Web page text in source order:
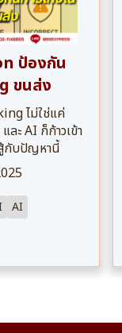
ป้องกัน
ขนส่ง
ไม่ใช่แค่
ละ AI ก็ก้าวเข้า
กับปัญหานี้
AI